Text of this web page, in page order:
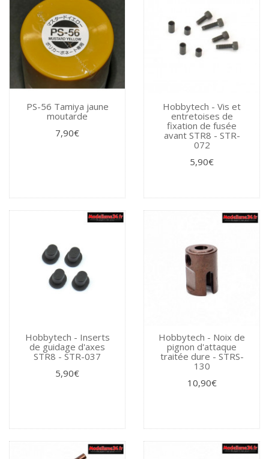
PS-56 Tamiya jaune
moutarde
7,90€
Hobbytech - Vis et
entretoises de
fixation de fusée
avant STR8 - STR-
072
5,90€
Hobbytech - Inserts
de guidage d'axes
STR8 - STR-037
5,90€
Hobbytech - Noix de
pignon d'attaque
traitée dure - STRS-
130
10,90€